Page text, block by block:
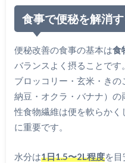
食事で便秘を解消
便秘改善の食事の基本は食
バランスよく摂ることです
ブロッコリー・玄米・きの
納豆・オクラ・バナナ）
性食物繊維は便を軟らか
に重要です。
水分は1日1.5〜2L程度を目